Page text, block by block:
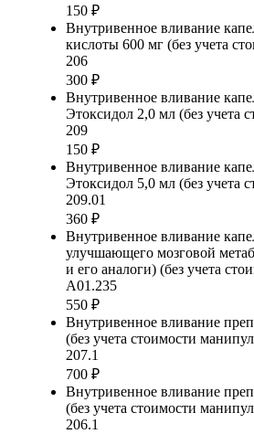
150 ₽
Внутривенное вливание
кислоты 600 мг (без учета
206
300 ₽
Внутривенное вливание
Этоксидол 2,0 мл (без учета
209
150 ₽
Внутривенное вливание
Этоксидол 5,0 мл (без учета
209.01
360 ₽
Внутривенное вливание
улучшающего мозговой
и его аналоги) (без учета
А01.235
550 ₽
Внутривенное вливание
(без учета стоимости
207.1
700 ₽
Внутривенное вливание
(без учета стоимости
206.1